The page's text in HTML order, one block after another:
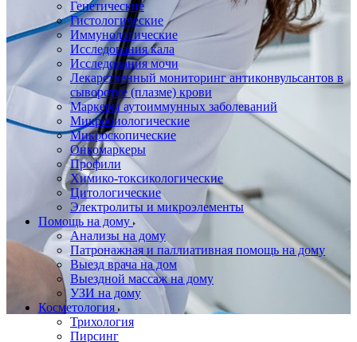
Генетические
Гистологические
Иммунологические
Исследования кала
Исследования мочи
Лекарственный мониторинг антиконвульсантов в
сыворотке (плазме) крови
Маркеры аутоиммунных заболеваний
Микробиологические
Микроскопические
Онкомаркеры
Профили
Химико-токсикологические
Цитологические
Электролиты и микроэлементы
Помощь на дому
Анализы на дому
Патронажная и паллиативная помощь на дому
Выезд врача на дом
Выездной массаж на дому
УЗИ на дому
Косметология
Трихология
Пирсинг